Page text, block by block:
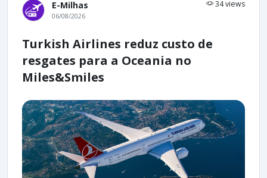
E-Milhas 34 views
06/08/2026
Turkish Airlines reduz custo de
resgates para a Oceania no
Miles&Smiles